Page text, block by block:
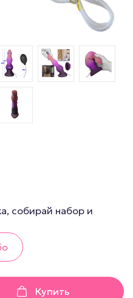
собирай набор и
Купить